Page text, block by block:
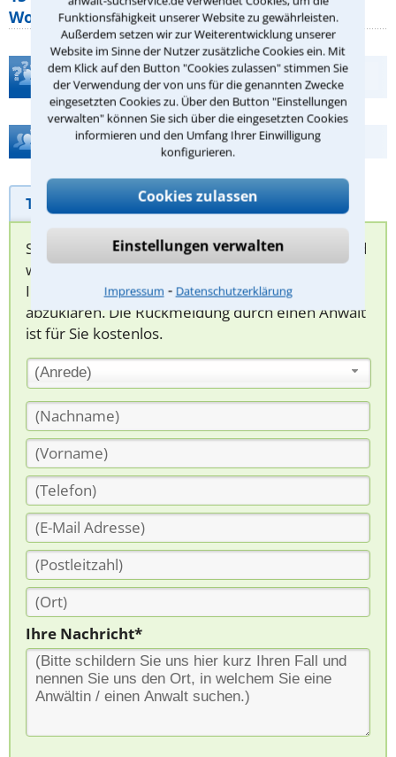
Funktionsfähigkeit unserer Website zu gewährleisten.
Außerdem setzen wir zur Weiterentwicklung unserer
Website im Sinne der Nutzer zusätzliche Cookies ein. Mit
dem Klick auf den Button "Cookies zulassen" stimmen Sie
der Verwendung der von uns für die genannten Zwecke
eingesetzten Cookies zu. Über den Button "Einstellungen
verwalten" können Sie sich über die eingesetzten Cookies
informieren und den Umfang Ihrer Einwilligung
konfigurieren.
Cookies zulassen
Einstellungen verwalten
Impressum ⁃ Datenschutzerklärung
Wohnungseigentümer kennen sollte
Teste Dein Rechtswissen
Hilfe bei Ihrer Anwaltsuche?
Telefonhilfe Beratungsanfrage
Sie können hier Ihren Fall schildern. Anschließend
werden sich spezialisierte Rechtsanwälte bei
Ihnen melden, um das weitere Vorgehen
abzuklären. Die Rückmeldung durch einen Anwalt
ist für Sie kostenlos.
(Anrede)
Ihre Nachricht*